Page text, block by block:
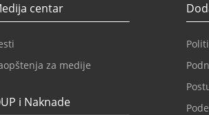
centar
za medije
i Naknade